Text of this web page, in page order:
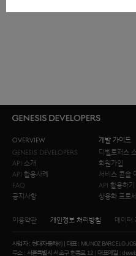
OVERVIEW
GENESIS DEVELOPERS
API 소개
API 활용사례
FAQ
공지사항
개발 가이드
디벨로퍼스
회원가입
서비스 콘솔
API 활용하기
상용화 프로
이용약관 개인정보 처리방침 데이터
사업자 : 현대자동차㈜ | 대표 : MUNOZ BARCELO
주소 : 서울특별시 서초구 헌릉로 12 | 대표메일 :